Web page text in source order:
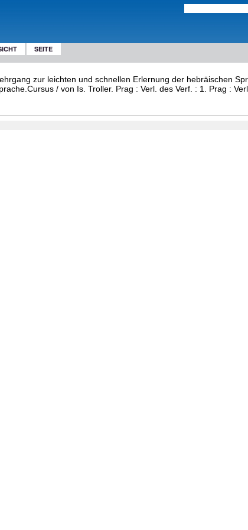
SEITE
zur leichten und schnellen Erlernung der hebräischen
/ von Is. Troller. Prag : Verl. des Verf. : 1. Prag :